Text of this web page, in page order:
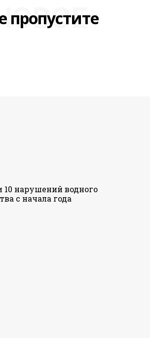
пропустите
нарушений водного
с начала года